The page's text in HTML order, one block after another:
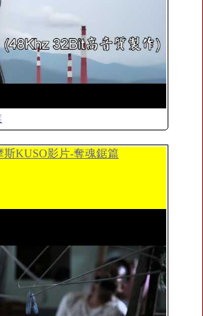
斯KUSO影片-奪魂鋸篇